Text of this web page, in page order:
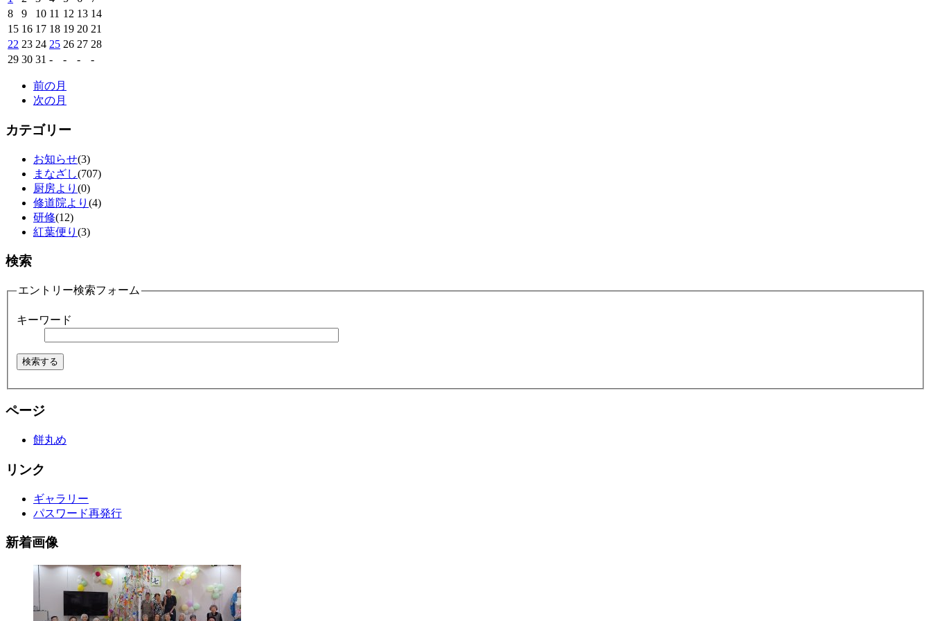
8
9 10 11 12 13 14
15 16 17 18 19 20 21
22 23 24 25 26 27 28
29 30 31 - - - -
前の月
次の月
カテゴリー
お知らせ(3)
まなざし(707)
厨房より (0)
修道院より (4)
研修(12)
紅葉便り (3)
検索
エントリー検索フォーム
キーワード
ページ
餅丸め
リンク
ギャラリー
パスワード再発行
新着画像